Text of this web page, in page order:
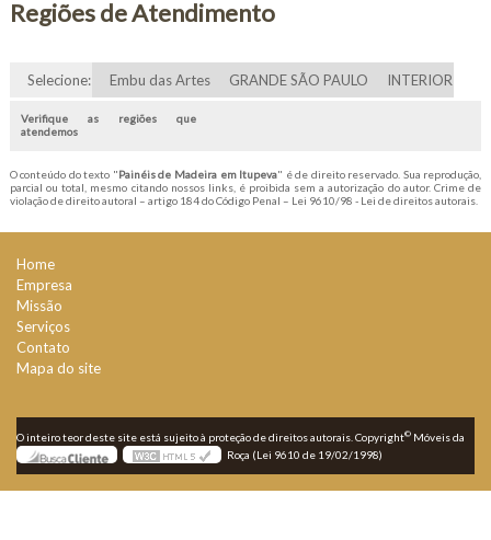
Regiões de Atendimento
Selecione: Embu das Artes GRANDE SÃO PAULO INTERIOR
Verifique as regiões que
atendemos
O conteúdo do texto "Painéis de Madeira em Itupeva" é de direito reservado. Sua reprodução,
parcial ou total, mesmo citando nossos links, é proibida sem a autorização do autor. Crime de
violação de direito autoral – artigo 184 do Código Penal – Lei 9610/98 - Lei de direitos autorais.
Home
Empresa
Missão
Serviços
Contato
Mapa do site
O inteiro teor deste site está sujeito à proteção de direitos autorais. Copyright© Móveis da
Roça (Lei 9610 de 19/02/1998)